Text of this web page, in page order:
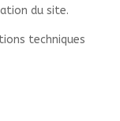
du site.
techniques